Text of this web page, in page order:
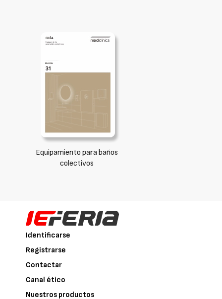
Equipamiento para baños
colectivos
Identificarse
Registrarse
Contactar
Canal ético
Nuestros productos